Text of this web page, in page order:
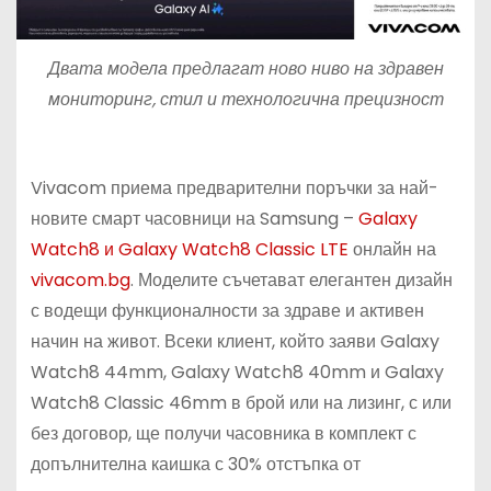
Двата модела предлагат ново ниво на здравен
мониторинг, стил и технологична прецизност
Vivacom приема предварителни поръчки за най-
новите смарт часовници на Samsung – Galaxy
Watch8 и Galaxy Watch8 Classic LTE онлайн на
vivacom.bg. Моделите съчетават елегантен дизайн
с водещи функционалности за здраве и активен
начин на живот. Всеки клиент, който заяви Galaxy
Watch8 44mm, Galaxy Watch8 40mm и Galaxy
Watch8 Classic 46mm в брой или на лизинг, с или
без договор, ще получи часовника в комплект с
допълнителна каишка с 30% отстъпка от